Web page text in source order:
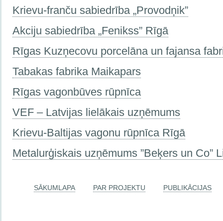
Krievu-franču sabiedrība „Provodņik”
Akciju sabiedrība „Fenikss” Rīgā
Rīgas Kuzņecovu porcelāna un fajansa
Tabakas fabrika Maikapars
Rīgas vagonbūves rūpnīca
VEF – Latvijas lielākais uzņēmums
Krievu-Baltijas vagonu rūpnīca Rīgā
Metalurģiskais uzņēmums ”Beķers un Co”
SĀKUMLAPA PAR PROJEKTU PUBLIKĀCIJAS